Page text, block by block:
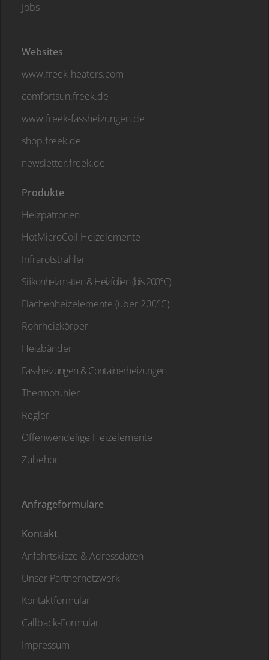
Jobs
Websites
www.freek-heaters.com
comfortsun.freek.de
www.freek-fassheizungen.de
shop.freek.de
newsletter.freek.de
Produkte
Heizpatronen
HotMicroCoil Heizelemente
Infrarotstrahler
Silikonheizmatten & Heizfolien (bis 200°C)
Flächenheizelemente (über 200°C)
Rohrheizkörper
Heizbänder
Fassheizungen & Containerheizungen
Thermofühler
Regler
Offenwendelige Heizelemente
Zubehör
Anfrageformulare
Kontakt
Anfahrtskizze & Adressdaten
Unser Partnernetzwerk
Kontaktformular
Callback-Formular
Impressum